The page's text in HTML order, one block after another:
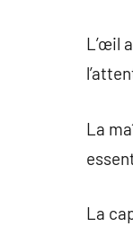
L’œil
La
La